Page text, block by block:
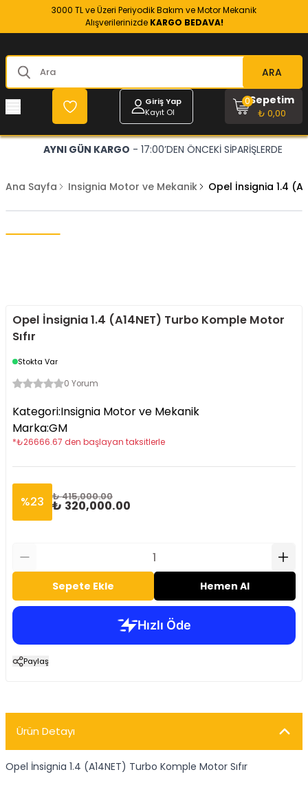
3000 TL ve Üzeri Periyodik Bakım ve Motor Mekanik
Alışverilerinizde KARGO BEDAVA!
ARA
Giriş Yap
Kayıt Ol
Sepetim
₺ 0,00
0
AYNI GÜN KARGO - 17:00’DEN ÖNCEKİ SİPARİŞLERDE
Ana Sayfa Insignia Motor ve Mekanik Opel İnsignia 1.4
Opel İnsignia 1.4 (A14NET) Turbo Komple Motor
Sıfır
Stokta Var
0 Yorum
Kategori:Insignia Motor ve Mekanik
Marka:GM
*₺26666.67 den başlayan taksitlerle
%23 ₺ 415,000.00
₺ 320,000.00
Sepete Ekle Hemen Al
Paylaş
Ürün Detayı
Opel İnsignia 1.4 (A14NET) Turbo Komple Motor Sıfır